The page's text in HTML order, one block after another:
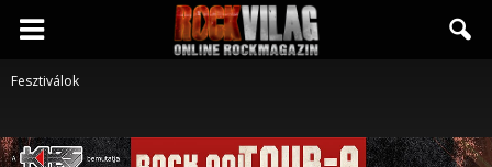
Rockvilág.hu
Fesztiválok